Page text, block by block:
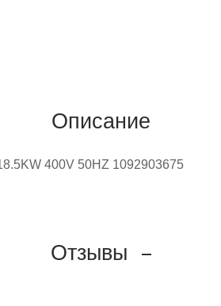
Описание
400V 50HZ 1092903675
Отзывы